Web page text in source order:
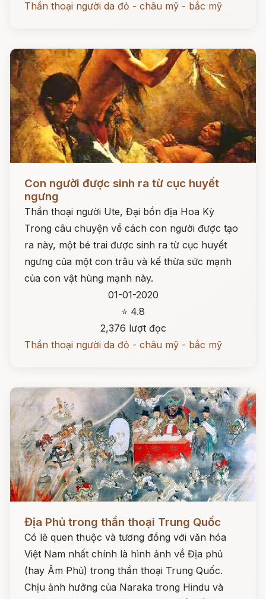
Thần thoại người da đỏ - châu mỹ - bắc mỹ
Con người được sinh ra từ cục huyết
ngưng
Thần thoại người Ute, Đại bồn địa Hoa Kỳ
Trong câu chuyện về cách con người được tạo
ra này, một bé trai được sinh ra từ cục huyết
ngưng của một con trâu và kế thừa sức mạnh
của con vật hùng mạnh này.
01-01-2020
⭐ 4.8
2,376 lượt đọc
Thần thoại người da đỏ - châu mỹ - bắc mỹ
Địa Phủ trong thần thoại Trung Quốc
Có lẽ quen thuộc và tương đồng với văn hóa
Việt Nam nhất chính là hình ảnh về Địa phủ
(hay Âm Phủ) trong thần thoại Trung Quốc.
Chịu ảnh hưởng của Naraka trong Hindu và